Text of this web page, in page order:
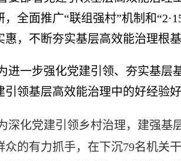
，全面推广“联组强村”机制和
惠，不断夯实基层高效能治理根基
进一步强化党建引领、夯实基层
引领基层高效能治理中的好经验
深化党建引领乡村治理，建强基
众的有力抓手，在下沉79名机关